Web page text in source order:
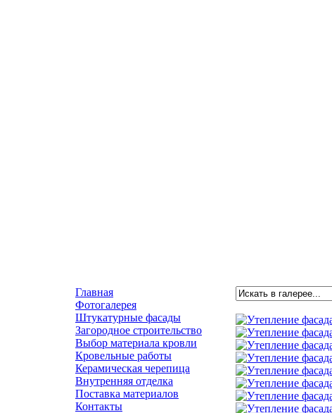
Главная
Фотогалерея
Штукатурные фасады
Загородное строительство
Выбор материала кровли
Кровельные работы
Керамическая черепица
Внутренняя отделка
Поставка материалов
Контакты